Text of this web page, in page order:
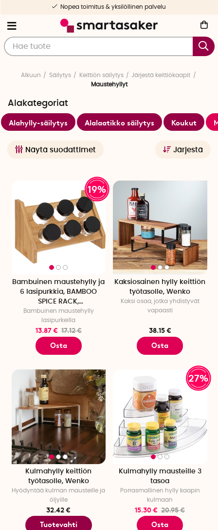
Nopea toimitus & yksilöllinen palvelu
Alkuun Säilytys Keittiön säilytys
Järjestä keittiökaapit
Maustehyllyt
Näytä suodattimet Järjestä
Alakategoriat
Alahylly-säilytys Alalaatikko säilytys Koukut
19%
Bambuinen maustehylly ja
6 lasipurkkia, BAMBOO
SPICE RACK,
Luonnonvärinen
Bambuinen maustehylly
lasipurkeilla
13.87 € 17.12 €
Osta
Kaksiosainen hylly keittiön
työtasolle, Wenko
Kaksi osaa, jotka yhdistyvät
vapaasti
38.15 €
Osta
Kulmahylly keittiön
työtasolle, Wenko
Hyödyntää kulman mausteille ja
öljyille
32.42 €
Tuotevahti
27%
Kulmahylly mausteille 3
tasoa
Porrasmallinen hylly kaapin
kulmaan
15.30 € 20.95 €
Osta